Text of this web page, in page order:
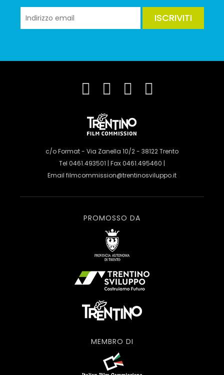
ISCRIVITI
c/o Format - Via Zanella 10/2 - 38122 Trento
Tel 0461.493501 | Fax 0461.495460 |
Email filmcommission@trentinosviluppo.it
PROMOSSO DA
MEMBRO DI